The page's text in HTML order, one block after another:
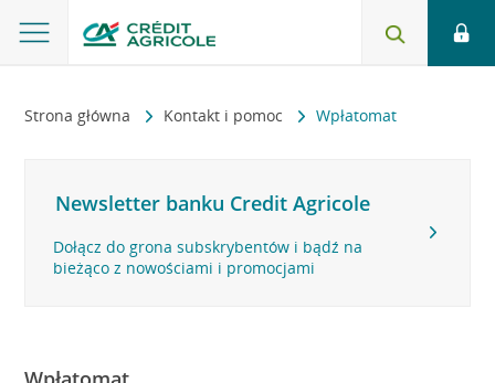
Strona główna Kontakt i pomoc Wpłatomat
Newsletter banku Credit Agricole
Dołącz do grona subskrybentów i bądź na
bieżąco z nowościami i promocjami